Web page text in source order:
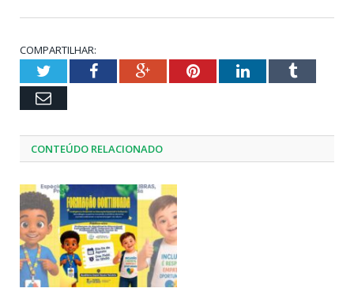
COMPARTILHAR:
TwitterFacebookGoogle+PinterestLinkedInTumblr
Email
CONTEÚDO RELACIONADO